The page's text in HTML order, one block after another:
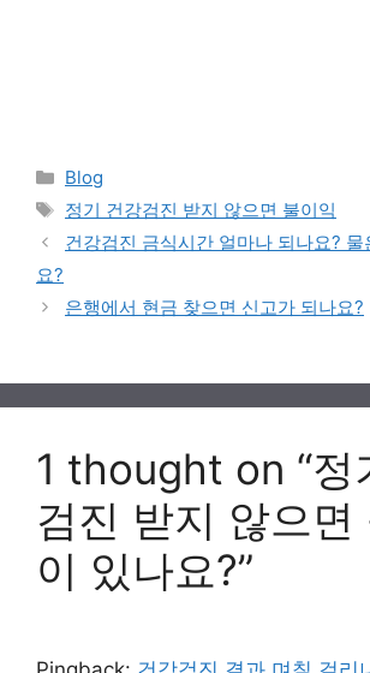
Categories
Blog
Tags
정기 건강검진 받지 않으면 불이익
건강검진 금식시간 얼마나 되나요?
요?
은행에서 현금 찾으면 신고가 되나요?
1 thought on “정
검진 받지 않으면
이 있나요?”